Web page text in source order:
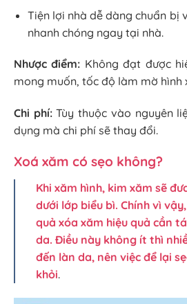
Tiện lợi nhà dễ dàng chuẩn bị
nhanh chóng ngay tại nhà.
Nhược điểm: Không đạt được
mong muốn, tốc độ làm mờ hình
Chi phí:Tùy thuộc vào nguyên
dụng mà chi phí sẽ thay đổi.
Xoá xăm có sẹo không?
Khi xăm hình, kim xăm sẽ
dưới lớp biểu bì. Chính vì
quả xóa xăm hiệu quả cần
da. Điều này không ít thì
đến làn da, nên việc để lại
khỏi.